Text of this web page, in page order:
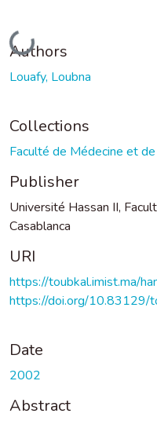
Loading...
Authors
Louafy, Loubna
Collections
Faculté de Médecine et
Publisher
Université Hassan II,
Casablanca
URI
https://toubkal.imist.ma/
https://doi.org/10.83129/
Date
2002
Abstract